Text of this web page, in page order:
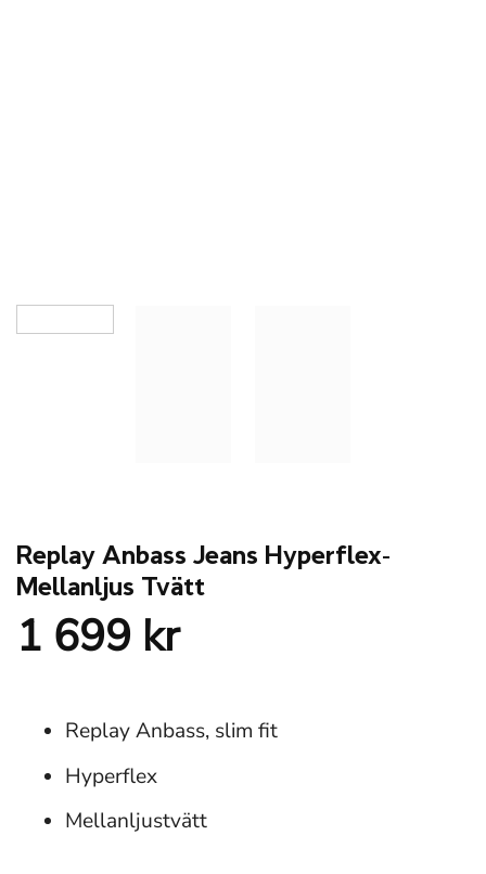
Replay Anbass Jeans Hyperflex-
Mellanljus Tvätt
1 699 kr
Replay Anbass, slim fit
Hyperflex
Mellanljustvätt